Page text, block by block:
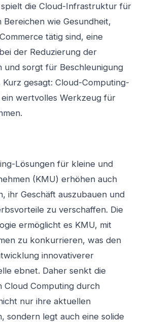
spielt die Cloud-Infrastruktur für
Bereichen wie Gesundheit,
tätig sind, eine
der Reduzierung der
und sorgt für Beschleunigung
Kurz gesagt: Cloud-Computing-
ein wertvolles Werkzeug für
Lösungen für kleine und
(KMU) erhöhen auch
ihr Geschäft auszubauen und
zu verschaffen. Die
ermöglicht es KMU, mit
zu konkurrieren, was den
innovativerer
ebnet. Daher senkt die
Cloud Computing durch
nur ihre aktuellen
sondern legt auch eine solide